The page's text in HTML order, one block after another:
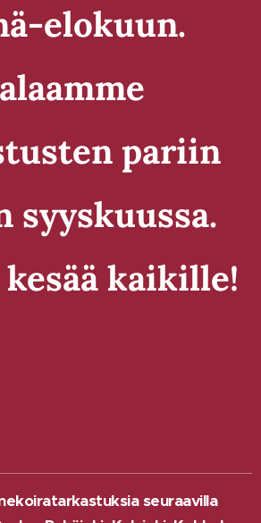
elokuun.
pariin
syyskuussa.
kesää kaikille!
seuraavilla